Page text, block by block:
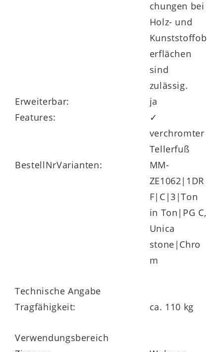
chungen bei
Holz- und
Kunststoffob
erflächen
sind
zulässig.
Erweiterbar:
ja
Features:
✓
verchromter
Tellerfuß
BestellNrVarianten:
MM-
ZE1062|1DR
F|C|3|Ton
in Ton|PG C,
Unica
stone|Chro
m
Technische Angabe
Tragfähigkeit:
ca. 110 kg
Verwendungsbereich